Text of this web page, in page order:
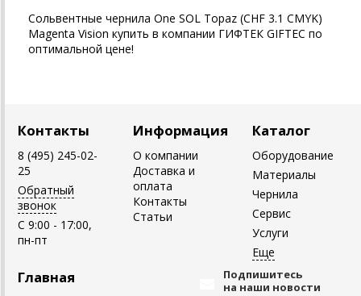
Сольвентные чернила One SOL Topaz (CHF 3.1 CMYK)
Magenta Vision купить в компании ГИФТЕК GIFTEC по
оптимальной цене!
Контакты
8 (495) 245-02-
25
Обратный
звонок
C 9:00 - 17:00,
пн-пт
Информация
О компании
Доставка и
оплата
Контакты
Статьи
Каталог
Оборудование
Материалы
Чернила
Сервис
Услуги
Главная
Подпишитесь
на наши новости